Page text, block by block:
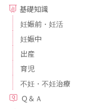
基礎知識
妊娠前・妊活
妊娠中
出産
育児
不妊・不妊治療
Ｑ＆Ａ